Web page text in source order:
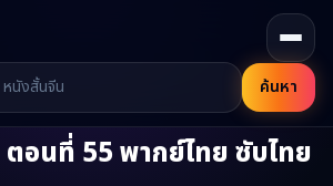
ค้นหา
ตอนที่ 55พากย์ไทย ซับไทย